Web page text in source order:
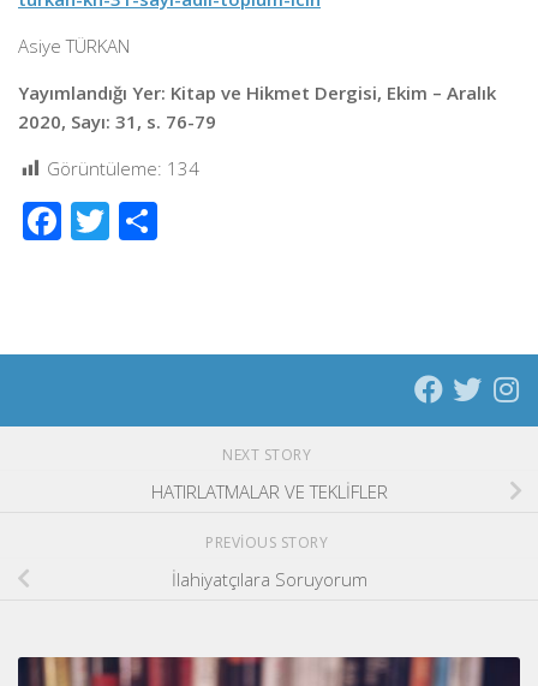
Asiye TÜRKAN
Yayımlandığı Yer: Kitap ve Hikmet Dergisi, Ekim – Aralık
2020, Sayı: 31, s. 76-79
Görüntüleme: 134
Facebook
Twitter
NEXT STORY
HATIRLATMALAR VE TEKLİFLER
PREVIOUS STORY
İlahiyatçılara Soruyorum